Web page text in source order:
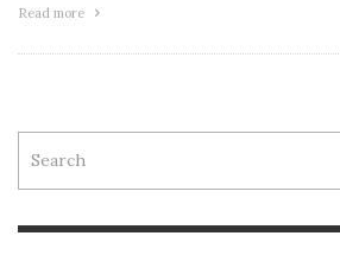
Read more